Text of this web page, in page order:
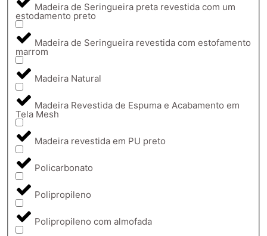
Madeira de Seringueira preta revestida com um
estodamento preto
Madeira de Seringueira revestida com estofamento
marrom
Madeira Natural
Madeira Revestida de Espuma e Acabamento em
Tela Mesh
Madeira revestida em PU preto
Policarbonato
Polipropileno
Polipropileno com almofada